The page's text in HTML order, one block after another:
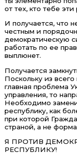
от тех, кто тебе
И получается, что
честным и
демократическую
работать по ее
выплюнет.
Получается
Поскольку из
главная проблема
управления, то
Необходимо
республику, как
при которой
страной, а не
Я ПРОТИВ
РЕСПУБЛИКУ!